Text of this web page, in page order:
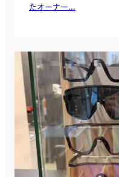
たオーナー...